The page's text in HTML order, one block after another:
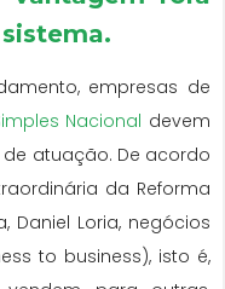
empresas de
Nacional devem
atuação. De acordo
da Reforma
Daniel Loria, negócios
to business), isto é,